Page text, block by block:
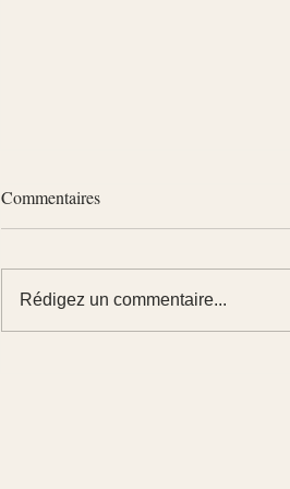
Commentaires
Rédigez un commentaire...